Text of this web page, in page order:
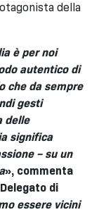
della
è per noi
autentico di
che da sempre
gesti
delle
significa
– su un
», commenta
di
essere vicini